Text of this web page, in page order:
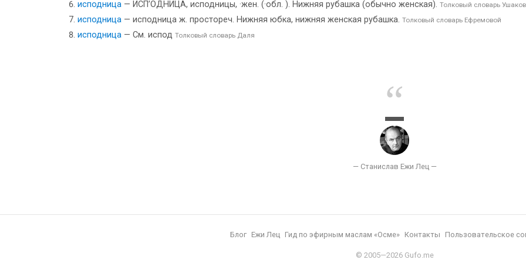
исподница — ИСП’ОДНИЦА, исподницы, ·жен. (·обл. ). Нижняя рубашка (обычно женская). Толковый словарь
исподница — исподница ж. простореч. Нижняя юбка, нижняя женская рубашка. Толковый словарь Ефремовой
исподница — См. испод Толковый словарь Даля
Блог Ежи Лец Гид по эфирным маслам «Осме» Контакты Пользовательское
© 2005—2026 Gufo.me